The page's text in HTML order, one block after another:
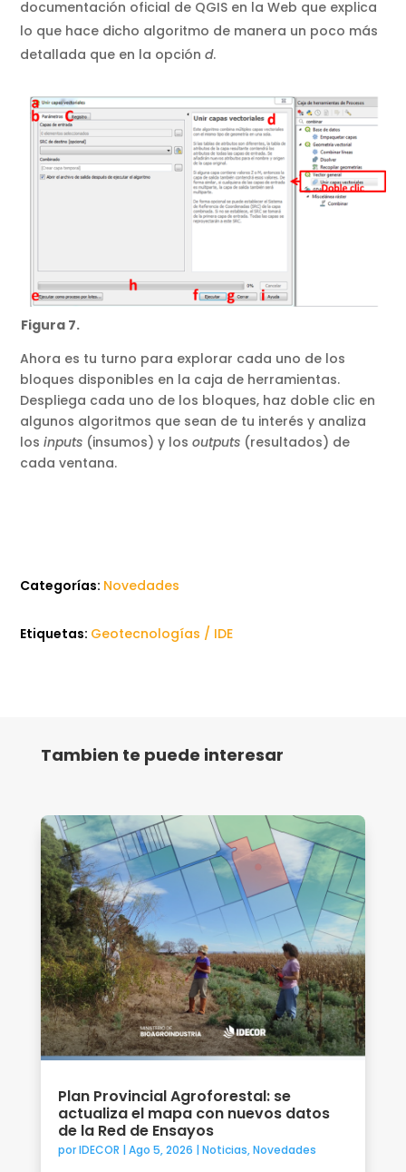
documentación oficial de QGIS en la Web que explica
lo que hace dicho algoritmo de manera un poco más
detallada que en la opciónd.
Figura 7.
Ahora es tu turno para explorar cada uno de los
bloques disponibles en la caja de herramientas.
Despliega cada uno de los bloques, haz doble clic en
algunos algoritmos que sean de tu interés y analiza
losinputs (insumos) y losoutputs (resultados) de
cada ventana.
Categorías: Novedades
Etiquetas: Geotecnologías / IDE
Tambien te puede interesar
Plan Provincial Agroforestal: se
actualiza el mapa con nuevos datos
de la Red de Ensayos
porIDECOR | Ago 5, 2026 | Noticias,Novedades